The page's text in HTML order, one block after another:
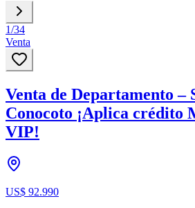
1/34
Venta
Venta de Departamento –
Conocoto ¡Aplica
VIP!
US$ 92.990